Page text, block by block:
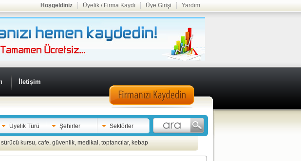
Hoşgeldiniz Üyelik / Firma Kaydı Üye Girişi Yardım
İletişim
Üyelik Türü Şehirler Sektörler
sürücü kursu, cafe, güvenlik, medikal , toptancılar, kebap